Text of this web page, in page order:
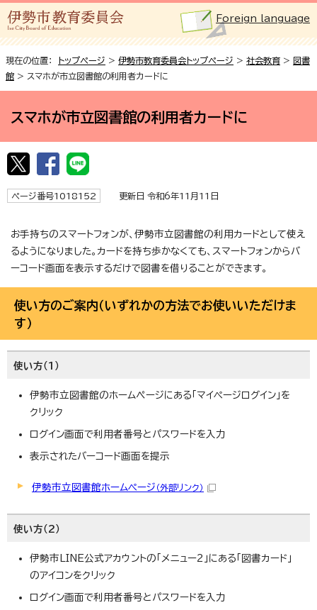
Foreign language
現在の位置： トップページ > 伊勢市教育委員会トップページ > 社会教育 > 図書
館 > スマホが市立図書館の利用者カードに
スマホが市立図書館の利用者カードに
ページ番号1018152 更新日 令和6年11月11日
お手持ちのスマートフォンが、伊勢市立図書館の利用カードとして使え
るようになりました。カードを持ち歩かなくても、スマートフォンからバ
ーコード画面を表示するだけで図書を借りることができます。
使い方のご案内（いずれかの方法でお使いいただけま
す）
使い方（1）
伊勢市立図書館のホームぺージにある「マイページログイン」を
クリック
ログイン画面で利用者番号とパスワードを入力
表示されたバーコード画面を提示
伊勢市立図書館ホームページ （外部リンク）
使い方（2）
伊勢市LINE公式アカウントの「メニュー2」にある「図書カード」
のアイコンをクリック
ログイン画面で利用者番号とパスワードを入力